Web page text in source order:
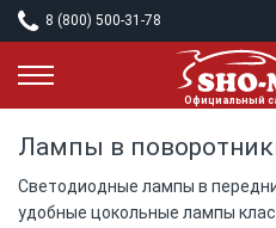
8 (800) 500-31-78
Лампы в
Светодиодные лампы в
удобные цокольные лампы